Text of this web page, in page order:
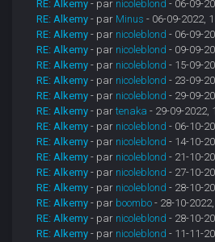
RE: Alkemy - par nicoleblond - 06-09-
RE: Alkemy - par Minus - 06-09-2022,
RE: Alkemy - par nicoleblond - 06-09-
RE: Alkemy - par nicoleblond - 09-09-
RE: Alkemy - par nicoleblond - 15-09-
RE: Alkemy - par nicoleblond - 23-09-
RE: Alkemy - par nicoleblond - 29-09-
RE: Alkemy - partenaka - 29-09-2022,
RE: Alkemy - par nicoleblond - 06-10-
RE: Alkemy - par nicoleblond - 14-10-
RE: Alkemy - par nicoleblond - 21-10-
RE: Alkemy - par nicoleblond - 27-10-
RE: Alkemy - par nicoleblond - 28-10-
RE: Alkemy - par boombo - 28-10-
RE: Alkemy - par nicoleblond - 28-10-
RE: Alkemy - par nicoleblond - 11-11-